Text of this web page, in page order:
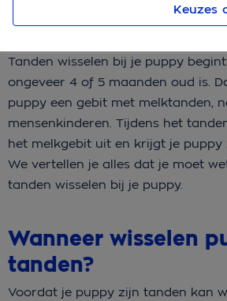
Tanden wisselen bij je puppy
ongeveer 4 of 5 maanden oud is.
puppy een gebit met melktanden,
mensenkinderen. Tijdens het
het melkgebit uit en krijgt je puppy
We vertellen je alles dat je moet
tanden wisselen bij je puppy.
Wanneer wisselen
tanden?
Voordat je puppy zijn tanden kan
Keuzes